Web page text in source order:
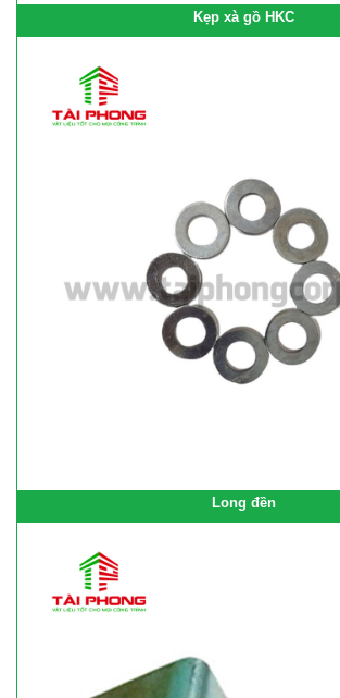
Kẹp xà gồ HKC
Long đền